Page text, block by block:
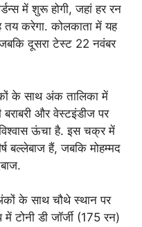
में शुरू होगी, जहां हर रन
करेगा. कोलकाता में यह
दूसरा टेस्ट 22 नवंबर
के साथ अंक तालिका में
और वेस्टइंडीज पर
ऊंचा है. इस चक्र में
बल्लेबाज हैं, जबकि मोहम्मद
के साथ चौथे स्थान पर
टोनी डी जॉर्जी (175 रन)